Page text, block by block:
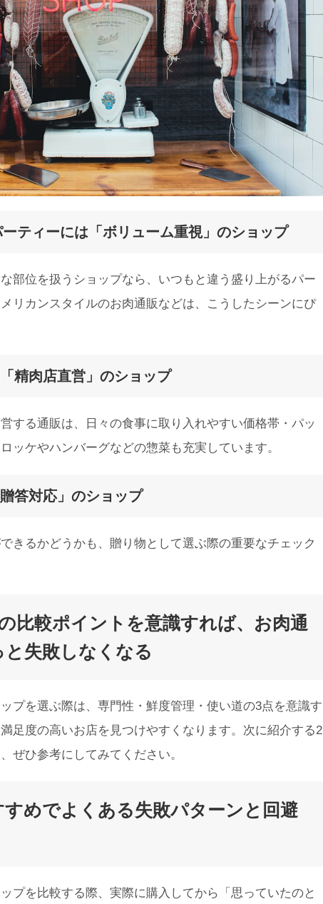
ティーには「ボリューム重視」のショップ
部位を扱うショップなら、いつもと違う盛り上がるパー
リカンスタイルのお肉通販などは、こうしたシーンにぴ
精肉店直営」のショップ
する通販は、日々の食事に取り入れやすい価格帯・パッ
ッケやハンバーグなどの惣菜も充実しています。
答対応」のショップ
きるかどうかも、贈り物として選ぶ際の重要なチェック
比較ポイントを意識すれば、お肉通
失敗しなくなる
プを選ぶ際は、専門性・鮮度管理・使い道の3点を意識す
足度の高いお店を見つけやすくなります。次に紹介する2
ぜひ参考にしてみてください。
すめでよくある失敗パターンと回避
プを比較する際、実際に購入してから「思っていたのと